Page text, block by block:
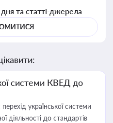
та статті-джерела
системи КВЕД до
української системи
діяльності до стандартів